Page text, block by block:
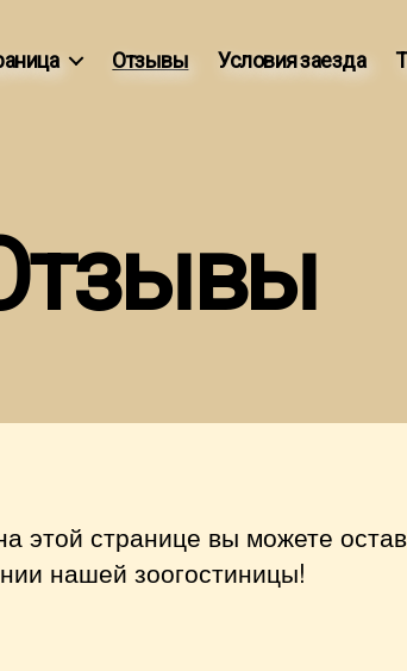
Отзывы Условия заезда
этой странице вы можете
нашей зоогостиницы!